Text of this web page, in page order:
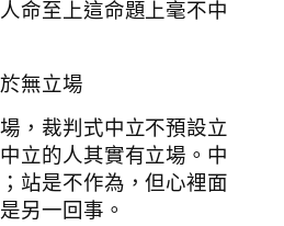
命至上這命題上毫不中
無立場
，裁判式中立不預設立
立的人其實有立場。中
站是不作為，但心裡面
另一回事。